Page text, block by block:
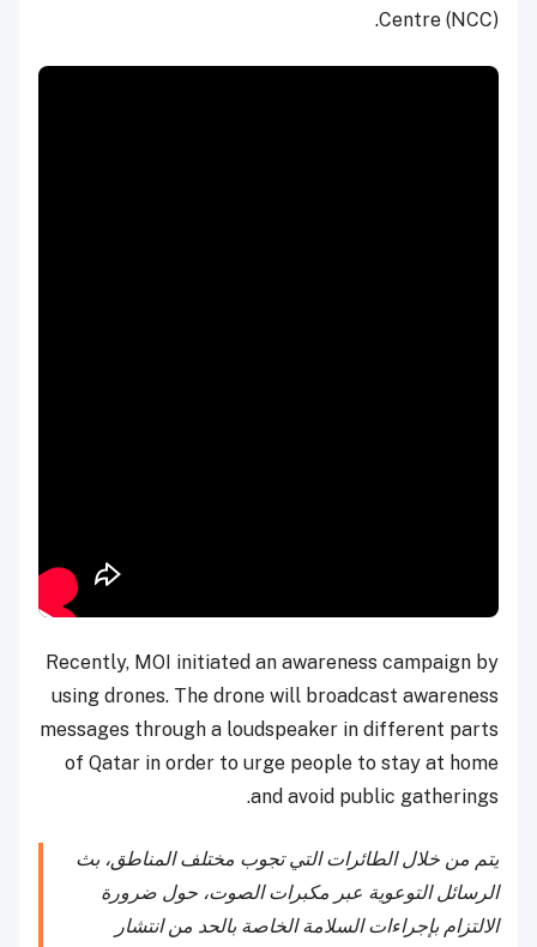
Centre (NCC).
Recently, MOI initiated an awareness campaign by
using drones. The drone will broadcast awareness
messages through a loudspeaker in different parts
of Qatar in order to urge people to stay at home
and avoid public gatherings.
يتم من خلال الطائرات التي تجوب مختلف المناطق، بث
الرسائل التوعوية عبر مكبرات الصوت، حول ضرورة
الالتزام بإجراءات السلامة الخاصة بالحد من انتشار